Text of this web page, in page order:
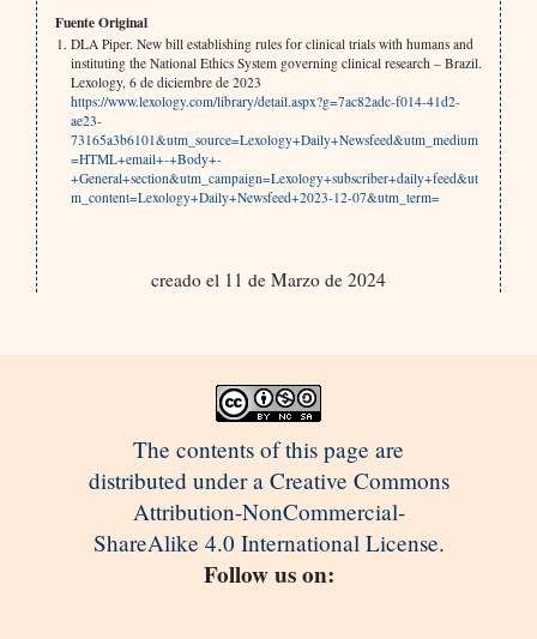
Fuente Original
DLA Piper. New bill establishing rules for clinical trials with humans and
instituting the National Ethics System governing clinical research – Brazil.
Lexology, 6 de diciembre de 2023
https://www.lexology.com/library/detail.aspx?g=7ac82adc-f014-41d2-
ae23-
73165a3b6101&utm_source=Lexology+Daily+Newsfeed&utm_medium
=HTML+email+-+Body+-
+General+section&utm_campaign=Lexology+subscriber+daily+feed&ut
m_content=Lexology+Daily+Newsfeed+2023-12-07&utm_term=
creado el 11 de Marzo de 2024
The contents of this page are
distributed under a Creative Commons
Attribution-NonCommercial-
ShareAlike 4.0 International License.
Follow us on: